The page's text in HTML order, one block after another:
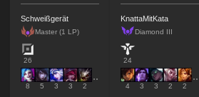
Schweißgerät
Master (1 LP)
26
8 5 3 3 2
KnattaMitKata
Diamond III
24
4 3 3 2 2